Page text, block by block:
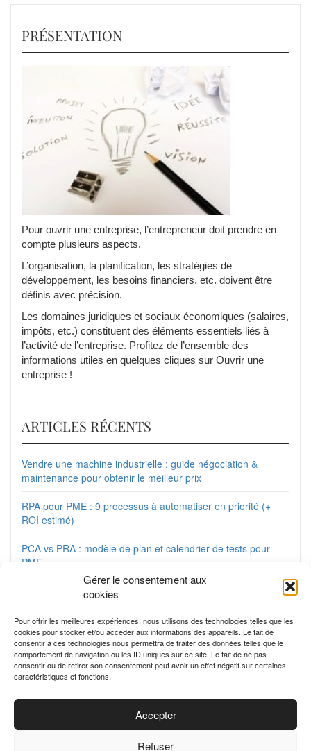
Gérer le consentement aux
cookies
Pour offrir les meilleures expériences, nous utilisons des technologies telles que les
cookies pour stocker et/ou accéder aux informations des appareils. Le fait de
consentir à ces technologies nous permettra de traiter des données telles que le
comportement de navigation ou les ID uniques sur ce site. Le fait de ne pas
consentir ou de retirer son consentement peut avoir un effet négatif sur certaines
caractéristiques et fonctions.
Accepter
Refuser
PRÉSENTATION
Pour ouvrir une entreprise, l’entrepreneur doit prendre en
compte plusieurs aspects.
L’organisation, la planification, les stratégies de
développement, les besoins financiers, etc. doivent être
définis avec précision.
Les domaines juridiques et sociaux économiques (salaires,
impôts, etc.) constituent des éléments essentiels liés à
l’activité de l’entreprise. Profitez de l’ensemble des
informations utiles en quelques cliques sur Ouvrir une
entreprise !
ARTICLES RÉCENTS
Vendre une machine industrielle : guide négociation &
maintenance pour obtenir le meilleur prix
RPA pour PME : 9 processus à automatiser en priorité (+
ROI estimé)
PCA vs PRA : modèle de plan et calendrier de tests pour
PME
Google My Business : le guide complet pour créer et
Matrice de compétences : modèle prêt à l’emploi + guide
GPEC pour PME